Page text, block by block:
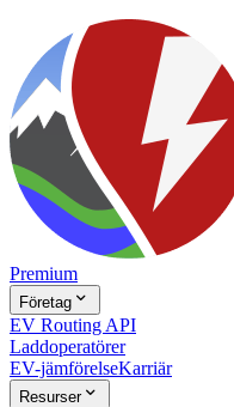
Premium
Företag 
EV Routing API
Laddoperatörer
EV-jämförelseKarriär
Resurser